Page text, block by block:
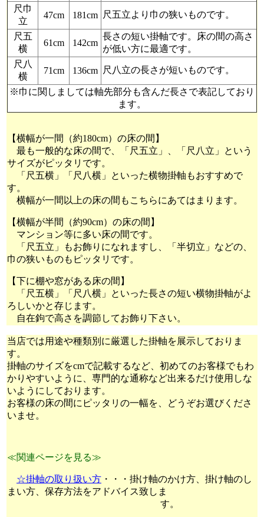
尺巾
立
47cm 181cm 尺五立より巾の狭いものです。
尺五
横
61cm 142cm
長さの短い掛軸です。床の間の高さ
が低い方に最適です。
尺八
横
71cm 136cm 尺八立の長さが短いものです。
※巾に関しましては軸先部分も含んだ長さで表記しており
ます。
【横幅が一間（約180cm）の床の間】
最も一般的な床の間で、「尺五立」、「尺八立」という
サイズがピッタリです。
「尺五横」「尺八横」といった横物掛軸もおすすめで
す。
横幅が一間以上の床の間もこちらにあてはまります。
【横幅が半間（約90cm）の床の間】
マンション等に多い床の間です。
「尺五立」もお飾りになれますし、「半切立」などの、
巾の狭いものもピッタリです。
【下に棚や窓がある床の間】
「尺五横」「尺八横」といった長さの短い横物掛軸がよ
ろしいかと存じます。
自在鉤で高さを調節してお飾り下さい。
当店では用途や種類別に厳選した掛軸を展示しておりま
す。
掛軸のサイズをcmで記載するなど、初めてのお客様でもわ
かりやすいように、専門的な通称など出来るだけ使用しな
いようにしております。
お客様の床の間にピッタリの一幅を、どうぞお選びくださ
いませ。
≪関連ページを見る≫
☆掛軸の取り扱い方 ・・・掛け軸のかけ方、掛け軸のし
まい方、保存方法をアドバイス致しま
す。